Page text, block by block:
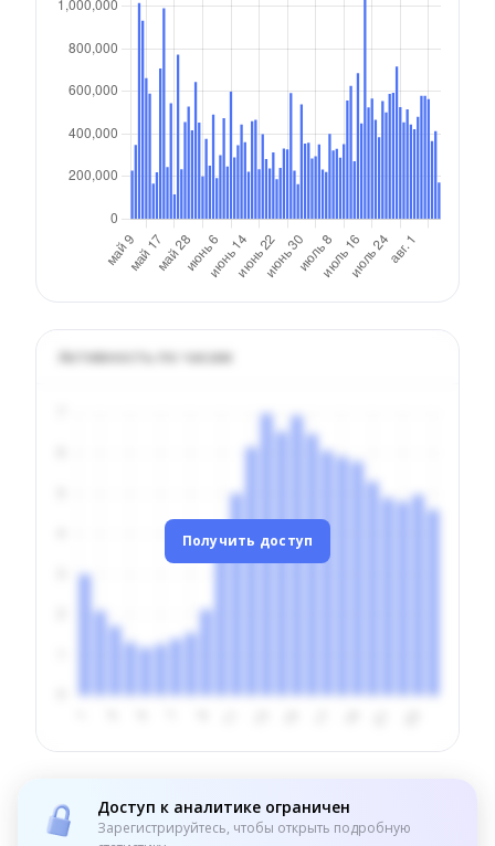
Активность по часам
Получить доступ
Доступ к аналитике ограничен
Зарегистрируйтесь, чтобы открыть подробную